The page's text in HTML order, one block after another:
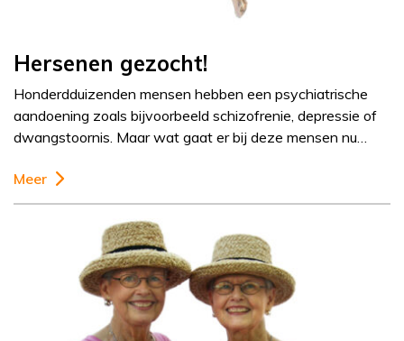
Hersenen gezocht!
Honderdduizenden mensen hebben een psychiatrische
aandoening zoals bijvoorbeeld schizofrenie, depressie of
dwangstoornis. Maar wat gaat er bij deze mensen nu…
Meer